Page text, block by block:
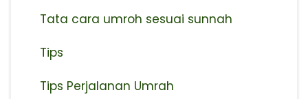
Tata cara umroh sesuai sunnah
Tips
Tips Perjalanan Umrah